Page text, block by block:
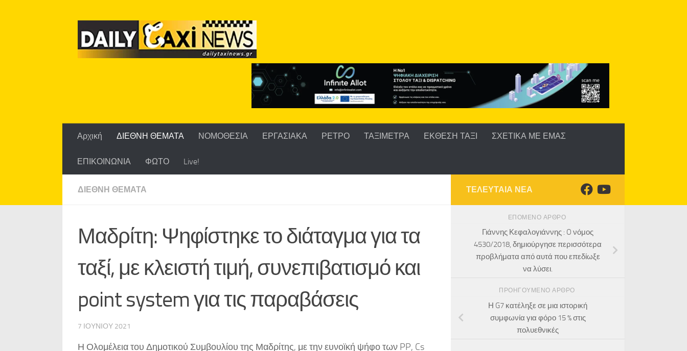
Αρχική ΔΙΕΘΝΗ ΘΕΜΑΤΑ ΝΟΜΟΘΕΣΙΑ ΕΡΓΑΣΙΑΚΑ ΡΕΤΡΟ ΤΑΞΙΜΕΤΡΑ ΕΚΘΕΣΗ ΤΑΞΙ ΣΧΕΤΙΚΑ ΜΕ ΕΜΑΣ
ΕΠΙΚΟΙΝΩΝΙΑ ΦΩΤΟ Live!
ΔΙΕΘΝΗ ΘΕΜΑΤΑ
Μαδρίτη: Ψηφίστηκε το διάταγμα για τα
ταξί, με κλειστή τιμή, συνεπιβατισμό και
point system για τις παραβάσεις
7 ΙΟΥΝΊΟΥ 2021
Η Ολομέλεια του Δημοτικού Συμβουλίου της Μαδρίτης, με την ευνοϊκή ψήφο των PP, Cs
ΤΕΛΕΥΤΑΙΑ ΝΕΑ
ΕΠΌΜΕΝΟ ΆΡΘΡΟ
Γιάννης Κεφαλογιάννης : O νόμος
4530/2018, δημιούργησε περισσότερα
προβλήματα από αυτά που επεδίωξε
να λύσει.
ΠΡΟΗΓΟΎΜΕΝΟ ΆΡΘΡΟ
Η G7 κατέληξε σε μια ιστορική
συμφωνία για φόρο 15 % στις
πολυεθνικές